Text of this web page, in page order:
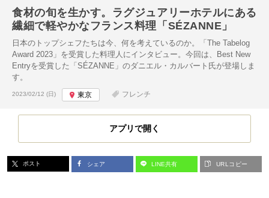
食材の旬を生かす。ラグジュアリーホテルにある
繊細で軽やかなフランス料理「SÉZANNE」
日本のトップシェフたちは今、何を考えているのか。「The Tabelog
Award 2023」を受賞した料理人にインタビュー。今回は、Best New
Entryを受賞した「SÉZANNE」のダニエル・カルバート氏が登場しま
す。
投稿日:
2023/02/12 (日) 東京 フレンチ
アプリで開く
ポスト シェア LINE共有 URLコピー